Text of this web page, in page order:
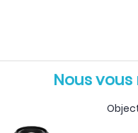
Nous